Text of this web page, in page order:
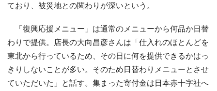
ており、被災地との関わりが深いという。
「復興応援メニュー」は通常のメニューから何品か日替
わりで提供。店長の大向昌彦さんは「仕入れのほとんどを
東北から行っているため、その日に何を提供できるかはっ
きりしないことが多い。そのため日替わりメニューとさせ
ていただいた」と話す。集まった寄付金は日本赤十字社へ